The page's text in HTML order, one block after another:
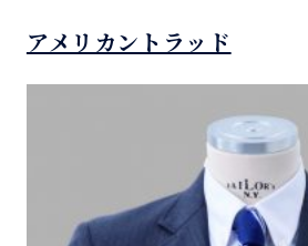
アメリカントラッド